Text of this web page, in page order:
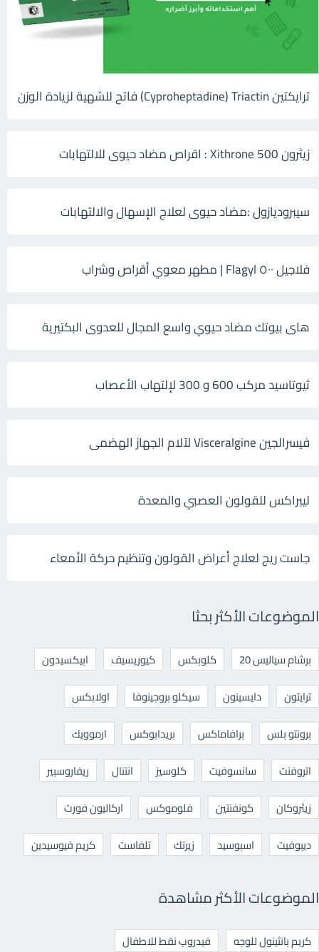
ترايكتين Cyproheptadine) Triactin) فاتح للشهية لزيادة الوزن
زيثرون 500 Xithrone : اقراص مضاد حيوى للالتهابات
سيبروديازول :مضاد حيوى لعلاج الإسهال والالتهابات
فلاجيل ٥٠٠ Flagyl | مطهر معوي أقراص وشراب
هاى بيوتك مضاد حيوي واسع المجال للعدوى البكتيرية
ثيوتاسيد مركب 600 و 300 لإلتهاب الأعصاب
فيسرالجين Visceralgine لآلام الجهاز الهضمى
ليبراكس للقولون العصبي والمعدة
جاست ريج لعلاج أعراض القولون وتنظيم حركة الأمعاء
الموضوعات الأكثر بحثا
برشام سياليس 20 كلوبكس كيوريسيف
ابيكسيدون
ترايتون
دايسينون سيكلو بروجينوفا
اولابكس
برونتو بلس
برافاماكس بريدابوكس
ارموويك
اتروفنت
سانسوفيت كلوسيز انتنال
ريفاروسبير
زيثروكان
كونفنتين فلوموكس
اركاليون فورت
ديبوفيت
اسبوسيد زيرتك تلفاست كريم فيوسيدين
الموضوعات الأكثر مشاهدة
كريم بانثينول للوجه فيدروب نقط للاطفال